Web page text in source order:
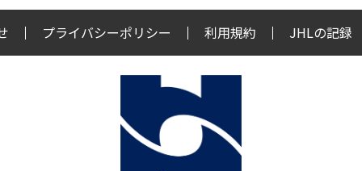
プライバシーポリシー 利用規約 JHLの記録